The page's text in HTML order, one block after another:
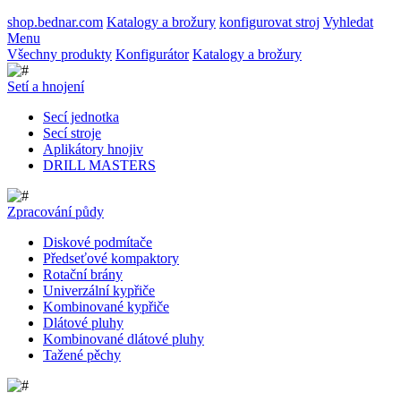
shop.bednar.com Katalogy a brožury konfigurovat stroj Vyhledat
Menu
Všechny produkty Konfigurátor Katalogy a brožury
Setí a hnojení
Secí jednotka
Secí stroje
Aplikátory hnojiv
DRILL MASTERS
Zpracování půdy
Diskové podmítače
Předseťové kompaktory
Rotační brány
Univerzální kypřiče
Kombinované kypřiče
Dlátové pluhy
Kombinované dlátové pluhy
Tažené pěchy